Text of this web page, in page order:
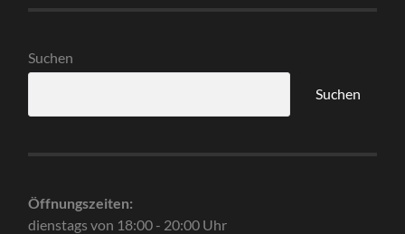
Suchen
Suchen
Öffnungszeiten:
dienstags von 18:00 - 20:00 Uhr